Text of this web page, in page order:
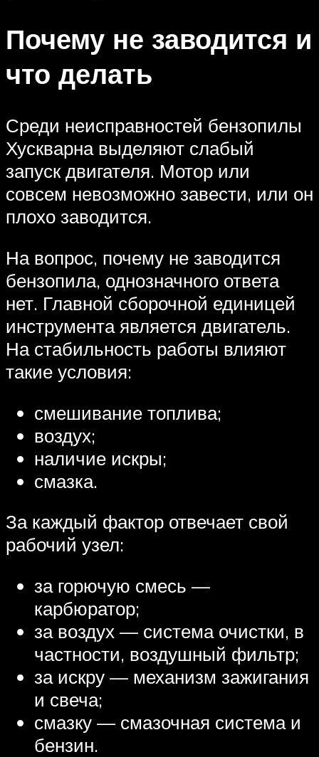
Почему не заводится и
что делать
Среди неисправностей бензопилы
Хускварна выделяют слабый
запуск двигателя. Мотор или
совсем невозможно завести, или он
плохо заводится.
На вопрос, почему не заводится
бензопила, однозначного ответа
нет. Главной сборочной единицей
инструмента является двигатель.
На стабильность работы влияют
такие условия:
смешивание топлива;
воздух;
наличие искры;
смазка.
За каждый фактор отвечает свой
рабочий узел:
за горючую смесь —
карбюратор;
за воздух — система очистки, в
частности, воздушный фильтр;
за искру — механизм зажигания
и свеча;
смазку — смазочная система и
бензин.